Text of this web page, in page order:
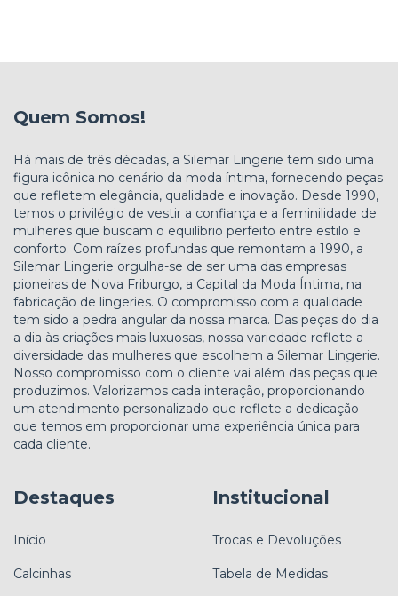
Quem Somos!
Há mais de três décadas, a Silemar Lingerie tem sido uma
figura icônica no cenário da moda íntima, fornecendo peças
que refletem elegância, qualidade e inovação. Desde 1990,
temos o privilégio de vestir a confiança e a feminilidade de
mulheres que buscam o equilíbrio perfeito entre estilo e
conforto. Com raízes profundas que remontam a 1990, a
Silemar Lingerie orgulha-se de ser uma das empresas
pioneiras de Nova Friburgo, a Capital da Moda Íntima, na
fabricação de lingeries. O compromisso com a qualidade
tem sido a pedra angular da nossa marca. Das peças do dia
a dia às criações mais luxuosas, nossa variedade reflete a
diversidade das mulheres que escolhem a Silemar Lingerie.
Nosso compromisso com o cliente vai além das peças que
produzimos. Valorizamos cada interação, proporcionando
um atendimento personalizado que reflete a dedicação
que temos em proporcionar uma experiência única para
cada cliente.
Destaques
Início
Calcinhas
Institucional
Trocas e Devoluções
Tabela de Medidas